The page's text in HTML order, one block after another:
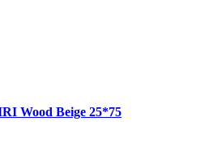
Wood Beige 25*75